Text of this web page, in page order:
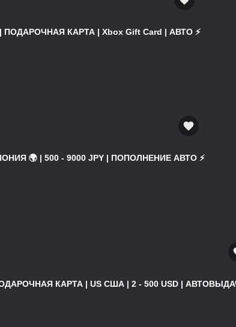
| ПОДАРОЧНАЯ КАРТА | Xbox Gift Card | АВТО ⚡
🌍 | 500 - 9000 JPY | ПОПОЛНЕНИЕ АВТО ⚡
ПОДАРОЧНАЯ КАРТА | US США | 2 - 500 USD |